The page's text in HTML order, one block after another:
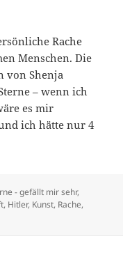
Rache
Menschen. Die
von Shenja
– wenn ich
es mir
ich hätte nur 4
- gefällt mir sehr,
, Hitler, Kunst, Rache,